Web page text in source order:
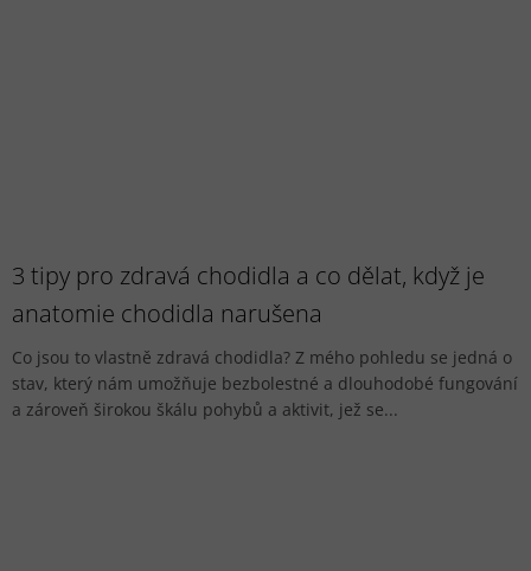
3 tipy pro zdravá chodidla a co dělat, když je
anatomie chodidla narušena
Co jsou to vlastně zdravá chodidla? Z mého pohledu se jedná o
stav, který nám umožňuje bezbolestné a dlouhodobé fungování
a zároveň širokou škálu pohybů a aktivit, jež se...